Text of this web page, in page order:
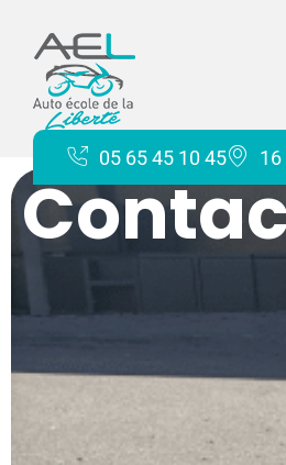
principal
05 65 45 10 45